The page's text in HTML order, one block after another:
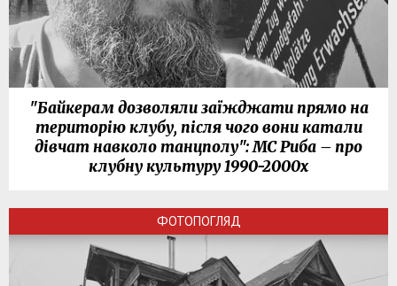
"Байкерам дозволяли заїжджати прямо на
територію клубу, після чого вони катали
дівчат навколо танцполу": МС Риба – про
клубну культуру 1990-2000х
ФОТОПОГЛЯД